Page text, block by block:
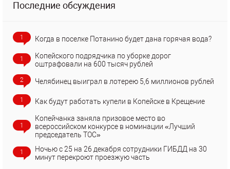
Последние обсуждения
1 Когда в поселке Потанино будет дана горячая вода?
1
Копейского подрядчика по уборке дорог
оштрафовали на 600 тысяч рублей
2 Челябинец выиграл в лотерею 5,6 миллионов рублей
1 Как будут работать купели в Копейске в Крещение
1
Копейчанка заняла призовое место во
всероссийском конкурсе в номинации «Лучший
председатель ТОС»
1
Ночью с 25 на 26 декабря сотрудники ГИБДД на 30
минут перекроют проезжую часть